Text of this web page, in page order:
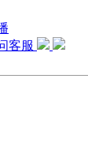
客服